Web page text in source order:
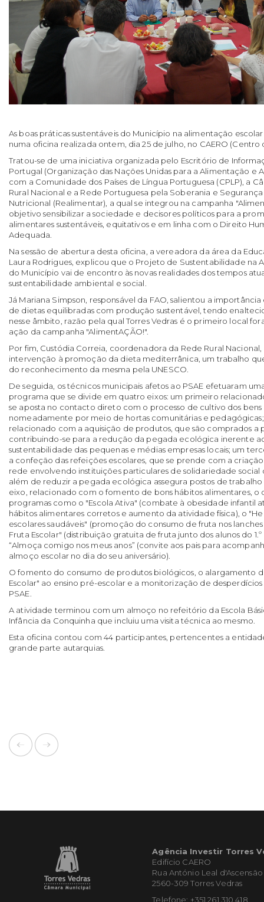
As boas práticas sustentáveis do Município na alimentação
numa oficina realizada ontem, dia 25 de julho, no CAERO
Tratou-se de uma iniciativa organizada pelo Escritório de
Portugal (Organização das Nações Unidas para a Alimentação e
com a Comunidade dos Países de Língua Portuguesa (CPLP), a
Rural Nacional e a Rede Portuguesa pela Soberania e
Nutricional (Realimentar), a qual se integrou na campanha
objetivo sensibilizar a sociedade e decisores políticos para a
alimentares sustentáveis, equitativos e em linha com o Direito
Adequada.
Na sessão de abertura desta oficina, a vereadora da área da
Laura Rodrigues, explicou que o Projeto de Sustentabilidade na
do Município vai de encontro às novas realidades dos tempos
sustentabilidade ambiental e social.
Já Mariana Simpson, responsável da FAO, salientou a
de dietas equilibradas com produção sustentável, tendo
nesse âmbito, razão pela qual Torres Vedras é o primeiro local
ação da campanha "AlimentAÇÃO!".
Por fim, Custódia Correia, coordenadora da Rede Rural Nacional,
intervenção à promoção da dieta mediterrânica, um trabalho
do reconhecimento da mesma pela UNESCO.
De seguida, os técnicos municipais afetos ao PSAE efetuaram
programa que se divide em quatro eixos: um primeiro
se aposta no contacto direto com o processo de cultivo dos
nomeadamente por meio de hortas comunitárias e
relacionado com a aquisição de produtos, que são comprados a
contribuindo-se para a redução da pegada ecológica inerente
sustentabilidade das pequenas e médias empresas locais; um
a confeção das refeições escolares, que se prende com a
rede envolvendo instituições particulares de solidariedade
além de reduzir a pegada ecológica assegura postos de trabalho
eixo, relacionado com o fomento de bons hábitos alimentares,
programas como o "Escola Ativa" (combate à obesidade infantil
hábitos alimentares corretos e aumento da atividade física), o
escolares saudáveis" (promoção do consumo de fruta nos
Fruta Escolar" (distribuição gratuita de fruta junto dos alunos do
“Almoça comigo nos meus anos” (convite aos pais para
almoço escolar no dia do seu aniversário).
O fomento do consumo de produtos biológicos, o alargamento
Escolar" ao ensino pré-escolar e a monitorização de desperdícios
PSAE.
A atividade terminou com um almoço no refeitório da Escola
Infância da Conquinha que incluiu uma visita técnica ao mesmo.
Esta oficina contou com 44 participantes, pertencentes a
grande parte autarquias.
Agência Investir Torres
Edifício CAERO
Rua António Leal d'Ascensão
2560-309 Torres Vedras
Telefone: +351 261 310 418